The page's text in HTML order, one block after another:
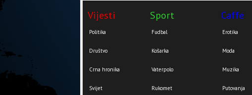
Vijesti
Politika
Društvo
Crna hronika
Svijet
Sport
Fudbal
Košarka
Vaterpolo
Rukomet
Caffe
Erotika
Moda
Muzika
Putovanja